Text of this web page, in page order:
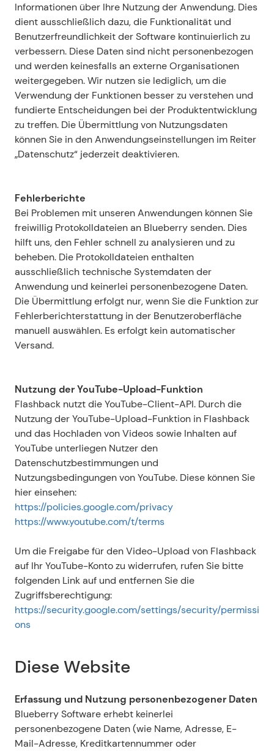
Informationen über Ihre Nutzung der Anwendung. Dies
dient ausschließlich dazu, die Funktionalität und
Benutzerfreundlichkeit der Software kontinuierlich zu
verbessern. Diese Daten sind nicht personenbezogen
und werden keinesfalls an externe Organisationen
weitergegeben. Wir nutzen sie lediglich, um die
Verwendung der Funktionen besser zu verstehen und
fundierte Entscheidungen bei der Produktentwicklung
zu treffen. Die Übermittlung von Nutzungsdaten
können Sie in den Anwendungseinstellungen im Reiter
„Datenschutz“ jederzeit deaktivieren.
Fehlerberichte
Bei Problemen mit unseren Anwendungen können Sie
freiwillig Protokolldateien an Blueberry senden. Dies
hilft uns, den Fehler schnell zu analysieren und zu
beheben. Die Protokolldateien enthalten
ausschließlich technische Systemdaten der
Anwendung und keinerlei personenbezogene Daten.
Die Übermittlung erfolgt nur, wenn Sie die Funktion zur
Fehlerberichterstattung in der Benutzeroberfläche
manuell auswählen. Es erfolgt kein automatischer
Versand.
Nutzung der YouTube-Upload-Funktion
Flashback nutzt die YouTube-Client-API. Durch die
Nutzung der YouTube-Upload-Funktion in Flashback
und das Hochladen von Videos sowie Inhalten auf
YouTube unterliegen Nutzer den
Datenschutzbestimmungen und
Nutzungsbedingungen von YouTube. Diese können Sie
hier einsehen:
https://policies.google.com/privacy
https://www.youtube.com/t/terms
Um die Freigabe für den Video-Upload von Flashback
auf Ihr YouTube-Konto zu widerrufen, rufen Sie bitte
folgenden Link auf und entfernen Sie die
Zugriffsberechtigung:
https://security.google.com/settings/security/permissi
ons
Diese Website
Erfassung und Nutzung personenbezogener Daten
Blueberry Software erhebt keinerlei
personenbezogene Daten (wie Name, Adresse, E-
Mail-Adresse, Kreditkartennummer oder